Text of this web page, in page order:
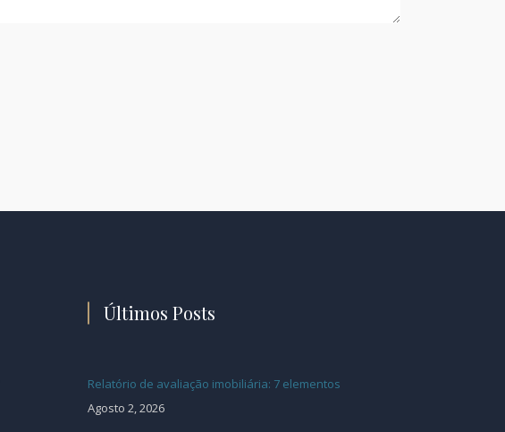
Últimos Posts
Relatório de avaliação imobiliária: 7 elementos
Agosto 2, 2026